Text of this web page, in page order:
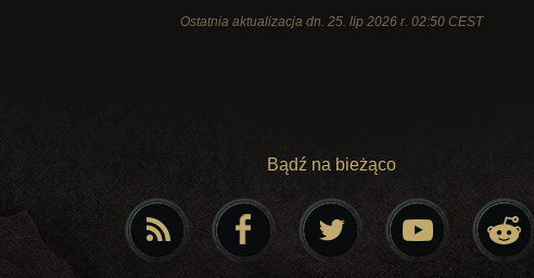
Ostatnia aktualizacja dn. 25. lip 2026 r. 02:50 CEST
Bądź na bieżąco